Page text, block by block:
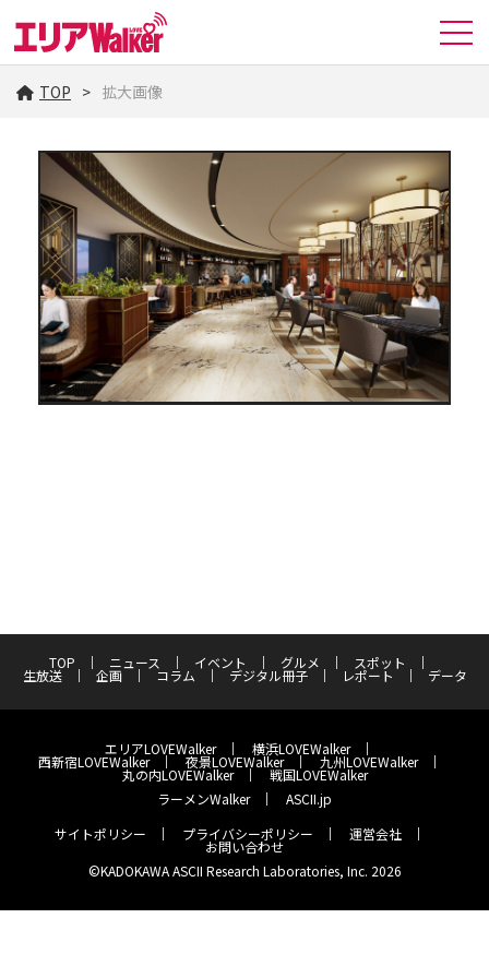
TOP 拡大画像
TOP ニュース イベント グルメ スポット
生放送 企画 コラム デジタル冊子 レポート データ
エリアLOVEWalker 横浜LOVEWalker
西新宿LOVEWalker 夜景LOVEWalker 九州LOVEWalker
丸の内LOVEWalker
戦国LOVEWalker
ラーメンWalker
ASCII.jp
サイトポリシー
プライバシーポリシー 運営会社
お問い合わせ
©KADOKAWA ASCII Research Laboratories, Inc. 2026